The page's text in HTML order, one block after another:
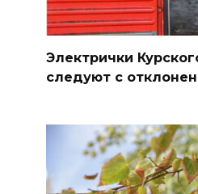
Электрички
следуют с